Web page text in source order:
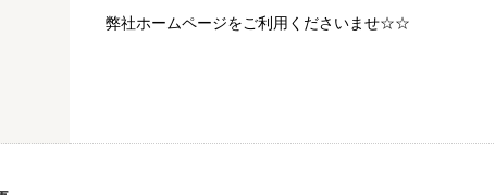
弊社ホームページをご利用くださいませ☆☆